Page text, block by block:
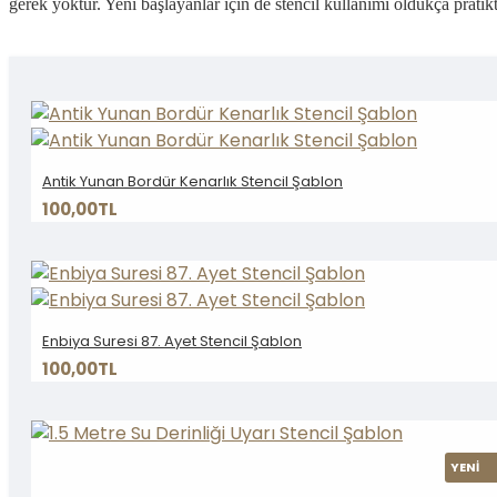
Antik Yunan Bordür Kenarlık Stencil Şablon
100,00TL
Enbiya Suresi 87. Ayet Stencil Şablon
100,00TL
YENİ